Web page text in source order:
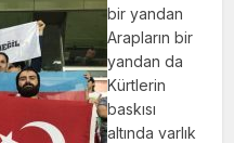
bir yandan
Arapların bir
yandan da
Kürtlerin
baskısı
altında varlık